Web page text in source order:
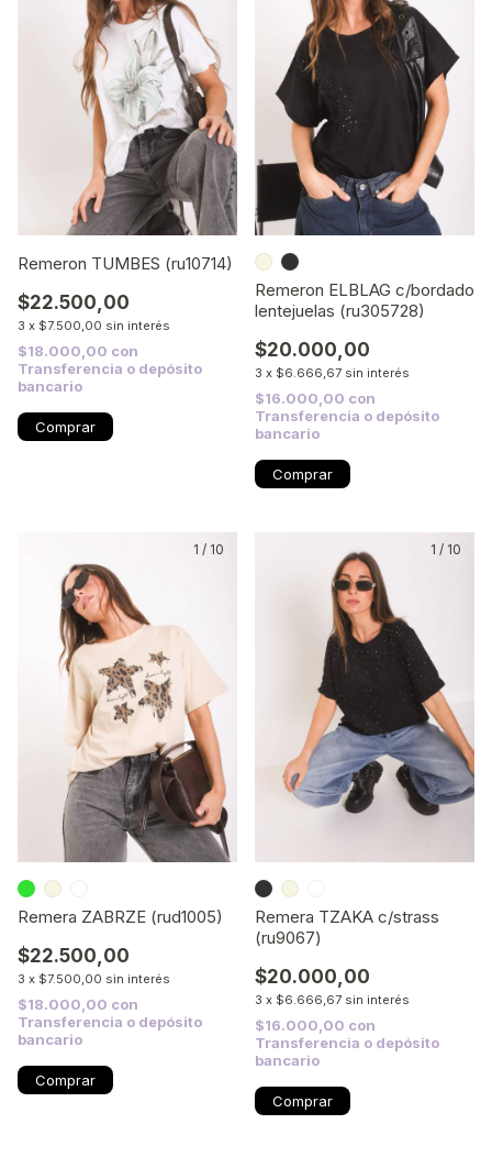
Remeron TUMBES (ru10714)
$22.500,00
3 x $7.500,00 sin interés
$18.000,00 con
Transferencia o depósito
bancario
Comprar
Remeron ELBLAG c/bordado
lentejuelas (ru305728)
$20.000,00
3 x $6.666,67 sin interés
$16.000,00 con
Transferencia o depósito
bancario
Comprar
1 / 10
Remera ZABRZE (rud1005)
$22.500,00
3 x $7.500,00 sin interés
$18.000,00 con
Transferencia o depósito
bancario
Comprar
1 / 10
Remera TZAKA c/strass
(ru9067)
$20.000,00
3 x $6.666,67 sin interés
$16.000,00 con
Transferencia o depósito
bancario
Comprar